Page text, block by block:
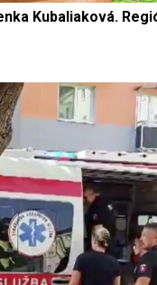
Kubaliaková.